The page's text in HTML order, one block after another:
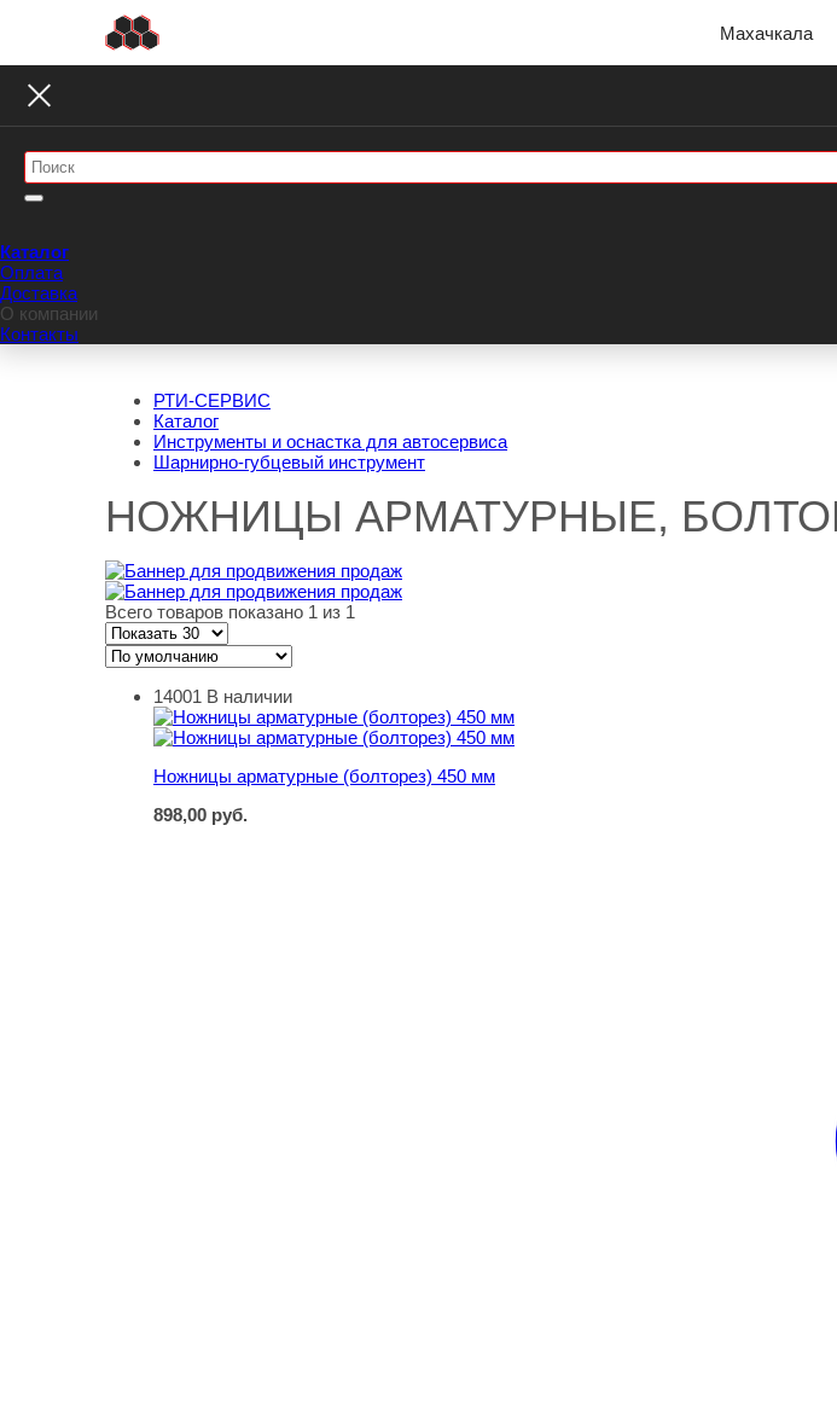
Махачкала
Каталог
Оплата
Доставка
О компании
Контакты
РТИ-СЕРВИС
Каталог
Инструменты и оснастка для автосервиса
Шарнирно-губцевый инструмент
НОЖНИЦЫ АРМАТУРНЫЕ,
Всего товаров показано 1 из 1
Ножницы арматурные (болторез) 450 мм
14001 В наличии
Ножницы арматурные (болторез) 450 мм
898,00 руб.